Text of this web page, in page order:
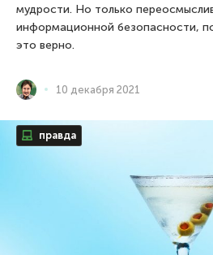
мудрости. Но только
информационной безопасности,
это верно.
10 декабря 2021
правда